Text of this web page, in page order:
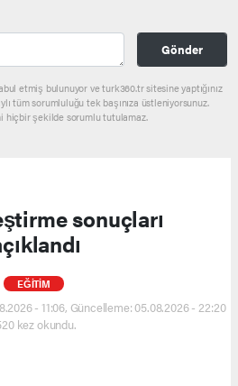
Gönder
etmiş bulunuyor ve turk360.tr sitesine yaptığınız
tüm sorumluluğu tek başınıza üstleniyorsunuz.
hiçbir şekilde sorumlu tutulamaz.
sonuçları
EĞİTİM
- 11:06, Güncelleme: 05.08.2026 - 22:20
kez okundu.